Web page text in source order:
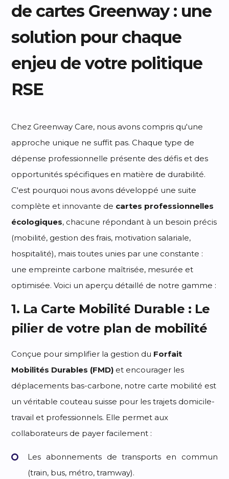
de cartes Greenway : une
solution pour chaque
enjeu de votre politique
RSE
Chez Greenway Care, nous avons compris qu'une
approche unique ne suffit pas. Chaque type de
dépense professionnelle présente des défis et des
opportunités spécifiques en matière de durabilité.
C'est pourquoi nous avons développé une suite
complète et innovante de cartes professionnelles
écologiques, chacune répondant à un besoin précis
(mobilité, gestion des frais, motivation salariale,
hospitalité), mais toutes unies par une constante :
une empreinte carbone maîtrisée, mesurée et
optimisée. Voici un aperçu détaillé de notre gamme :
1. La Carte Mobilité Durable : Le
pilier de votre plan de mobilité
Conçue pour simplifier la gestion du Forfait
Mobilités Durables (FMD) et encourager les
déplacements bas-carbone, notre carte mobilité est
un véritable couteau suisse pour les trajets domicile-
travail et professionnels. Elle permet aux
collaborateurs de payer facilement :
Les abonnements de transports en commun
(train, bus, métro, tramway).